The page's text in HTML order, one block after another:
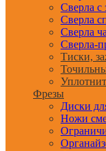
Сверла с
Сверла
Сверла
Сверла-
Тиски,
Фрезы
Диски
Ножи